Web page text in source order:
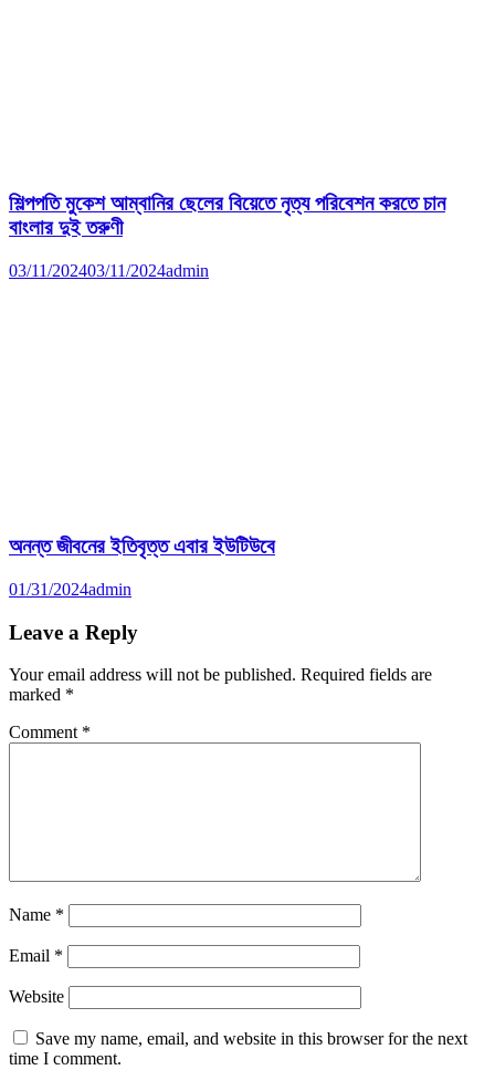
শিল্পপতি মুকেশ আম্বানির ছেলের বিয়েতে নৃত্য পরিবেশন করতে চান
বাংলার দুই তরুণী
03/11/202403/11/2024admin
অনন্ত জীবনের ইতিবৃত্ত এবার ইউটিউবে
01/31/2024admin
Leave a Reply
Your email address will not be published. Required fields are
marked *
Comment *
Name *
Email *
Website
Save my name, email, and website in this browser for the next
time I comment.